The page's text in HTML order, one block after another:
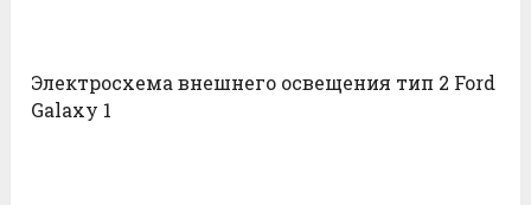
Электросхема внешнего освещения тип 2 Ford
Galaxy 1